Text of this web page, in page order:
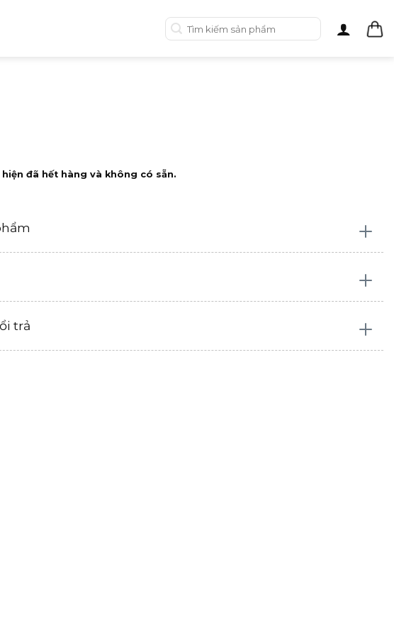
Tìm
kiếm:
hiện đã hết hàng và không có sẵn.
trả